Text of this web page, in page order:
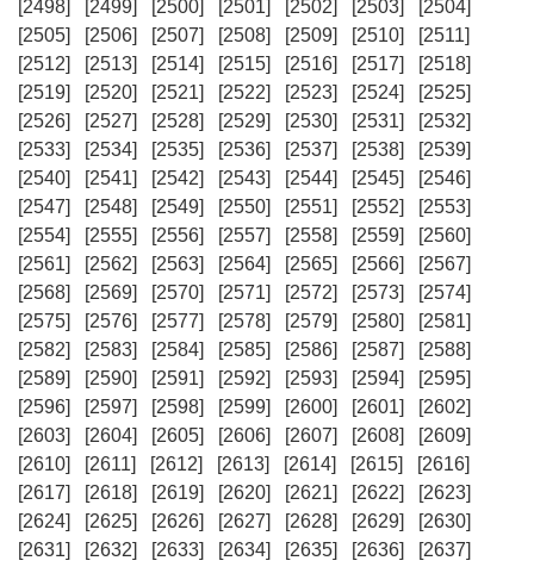
[2498]
[2499] [2500] [2501] [2502] [2503]
[2504]
[2505]
[2506] [2507] [2508] [2509] [2510]
[2511]
[2512]
[2513] [2514] [2515] [2516] [2517]
[2518]
[2519]
[2520] [2521] [2522] [2523] [2524]
[2525]
[2526]
[2527] [2528] [2529] [2530] [2531]
[2532]
[2533]
[2534] [2535] [2536] [2537] [2538]
[2539]
[2540]
[2541] [2542] [2543] [2544] [2545]
[2546]
[2547]
[2548] [2549] [2550] [2551] [2552]
[2553]
[2554]
[2555] [2556] [2557] [2558] [2559]
[2560]
[2561]
[2562] [2563] [2564] [2565] [2566]
[2567]
[2568]
[2569] [2570] [2571] [2572] [2573]
[2574]
[2575]
[2576] [2577] [2578] [2579] [2580]
[2581]
[2582]
[2583] [2584] [2585] [2586] [2587]
[2588]
[2589]
[2590] [2591] [2592] [2593] [2594]
[2595]
[2596]
[2597] [2598] [2599] [2600] [2601]
[2602]
[2603]
[2604] [2605] [2606] [2607] [2608]
[2609]
[2610]
[2611] [2612] [2613] [2614] [2615]
[2616]
[2617]
[2618] [2619] [2620] [2621] [2622]
[2623]
[2624]
[2625] [2626] [2627] [2628] [2629]
[2630]
[2631]
[2632] [2633] [2634] [2635] [2636]
[2637]